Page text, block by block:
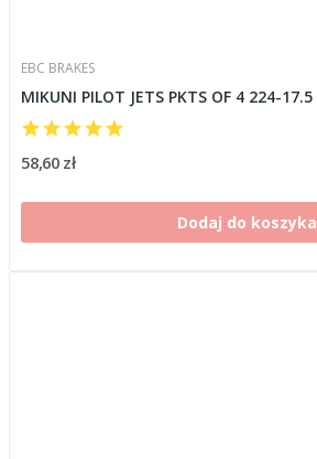
EBC BRAKES
MIKUNI PILOT JETS PKTS OF 4 224-17.5
58,60 zł
Dodaj do koszyka